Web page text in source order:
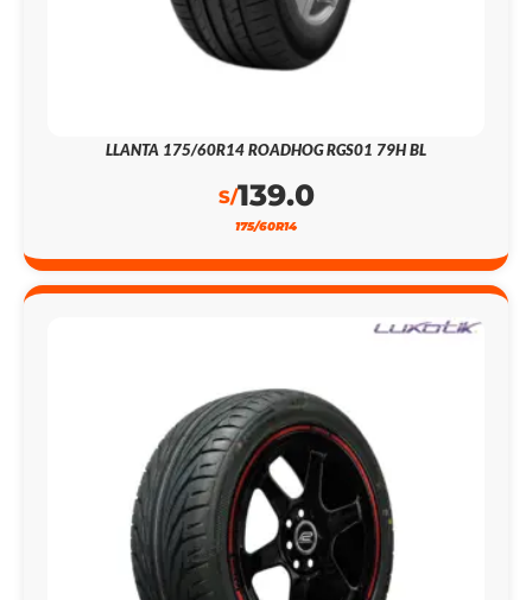
LLANTA 175/60R14 ROADHOG RGS01 79H BL
S/139.0
175/60R14